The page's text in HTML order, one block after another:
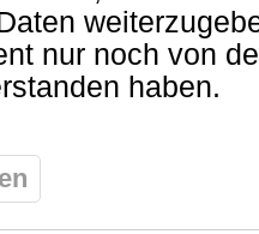
nur noch von
haben.